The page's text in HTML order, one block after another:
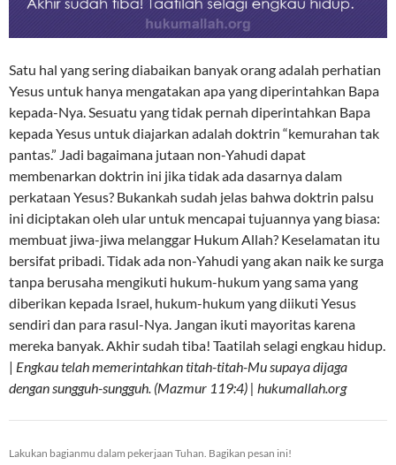
Satu hal yang sering diabaikan banyak orang adalah perhatian
Yesus untuk hanya mengatakan apa yang diperintahkan Bapa
kepada-Nya. Sesuatu yang tidak pernah diperintahkan Bapa
kepada Yesus untuk diajarkan adalah doktrin “kemurahan tak
pantas.” Jadi bagaimana jutaan non-Yahudi dapat
membenarkan doktrin ini jika tidak ada dasarnya dalam
perkataan Yesus? Bukankah sudah jelas bahwa doktrin palsu
ini diciptakan oleh ular untuk mencapai tujuannya yang biasa:
membuat jiwa-jiwa melanggar Hukum Allah? Keselamatan itu
bersifat pribadi. Tidak ada non-Yahudi yang akan naik ke surga
tanpa berusaha mengikuti hukum-hukum yang sama yang
diberikan kepada Israel, hukum-hukum yang diikuti Yesus
sendiri dan para rasul-Nya. Jangan ikuti mayoritas karena
mereka banyak. Akhir sudah tiba! Taatilah selagi engkau hidup.
| Engkau telah memerintahkan titah-titah-Mu supaya dijaga
dengan sungguh-sungguh. (Mazmur 119:4) | hukumallah.org
Lakukan bagianmu dalam pekerjaan Tuhan. Bagikan pesan ini!